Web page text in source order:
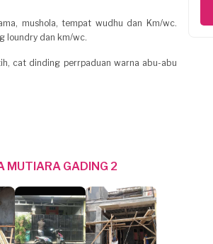
mushola, tempat wudhu dan Km/wc.
loundry dan km/wc.
cat dinding perrpaduan warna abu-abu
MUTIARA GADING 2